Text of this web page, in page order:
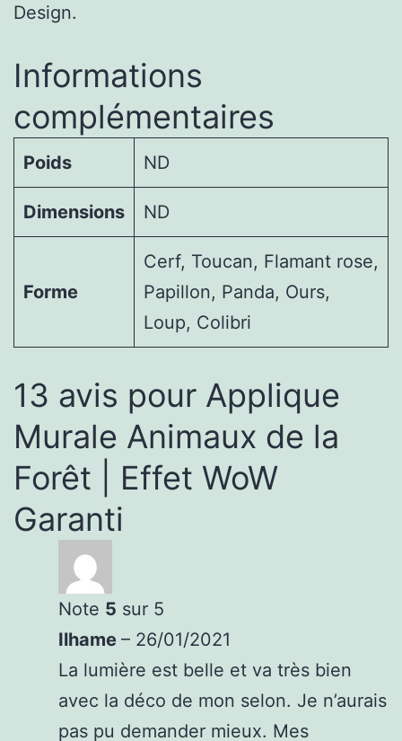
Design.
Informations
complémentaires
Poids ND
Dimensions ND
Forme
Cerf, Toucan, Flamant rose,
Papillon, Panda, Ours,
Loup, Colibri
13 avis pour Applique
Murale Animaux de la
Forêt | Effet WoW
Garanti
Note 5 sur 5
Ilhame – 26/01/2021
La lumière est belle et va très bien
avec la déco de mon selon. Je n’aurais
pas pu demander mieux. Mes